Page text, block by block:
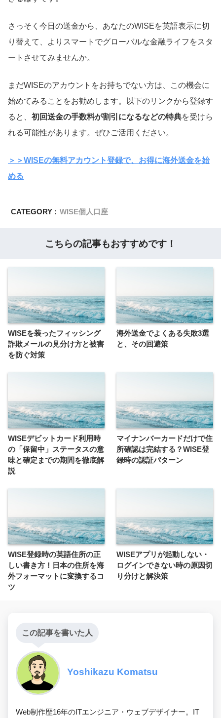
さっそく今日の送金から、あなたのWISEを英語表示に切
り替えて、よりスマートでグローバルな金融ライフをスタ
ートさせてみませんか。
まだWISEのアカウントをお持ちでない方は、この機会に
始めてみることをお勧めします。以下のリンクから登録す
ると、 初回送金の手数料が割引になるなどの特典を受けら
れる可能性があります。ぜひご活用ください。
＞＞WISEの無料アカウント登録で、お得に海外送金を始
める
CATEGORY : WISE個人口座
こちらの記事もおすすめです！
WISEを装ったフィッシング
詐欺メールの見分け方と被害
を防ぐ対策
海外送金でよくある失敗3選
と、その回避策
WISEデビットカード利用時
の「保留中」ステータスの意
味と確定までの期間を徹底解
説
マイナンバーカードだけで住
所確認は完結する？WISE登
録時の認証パターン
WISE登録時の英語住所の正
しい書き方！日本の住所を海
外フォーマットに変換するコ
ツ
WISEアプリが起動しない・
ログインできない時の原因切
り分けと解決策
この記事を書いた人
Yoshikazu Komatsu
Web制作歴16年のITエンジニア・ウェブデザイナー。IT